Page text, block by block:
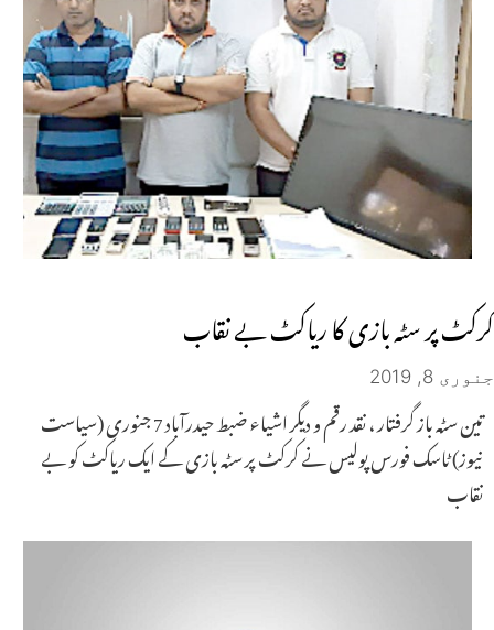
کرکٹ پر سٹہ بازی کا ریاکٹ بے نقاب
جنوری 8, 2019
تین سٹہ باز گرفتار ، نقد رقم و دیگر اشیاء ضبط حیدرآباد 7 جنوری (سیاست
نیوز) ٹاسک فورس پولیس نے کرکٹ پر سٹہ بازی کے ایک ریاکٹ کو بے
نقاب